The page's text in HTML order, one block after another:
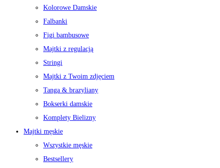
Kolorowe Damskie
Falbanki
Figi bambusowe
Majtki z regulacją
Stringi
Majtki z Twoim zdjęciem
Tanga & brazyliany
Bokserki damskie
Komplety Bielizny
Majtki męskie
Wszystkie męskie
Bestsellery